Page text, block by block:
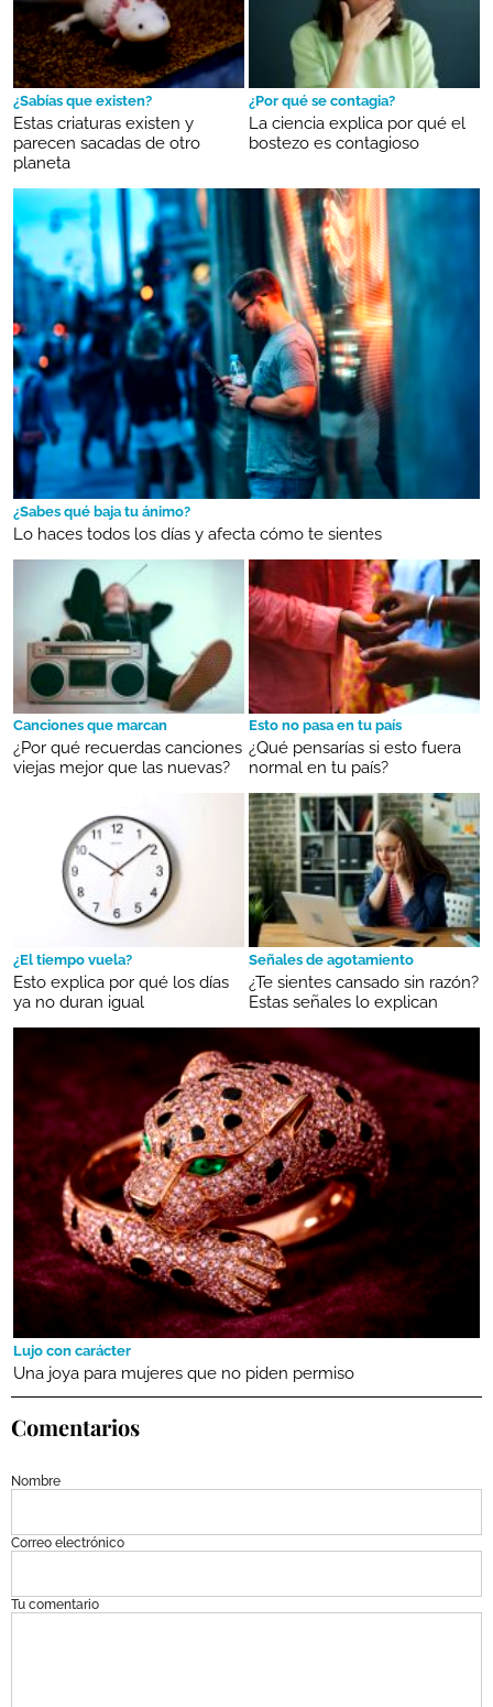
¿Sabías que existen?
Estas criaturas existen y
parecen sacadas de otro
planeta
¿Por qué se contagia?
La ciencia explica por qué el
bostezo es contagioso
¿Sabes qué baja tu ánimo?
Lo haces todos los días y afecta cómo te sientes
Canciones que marcan
¿Por qué recuerdas canciones
viejas mejor que las nuevas?
Esto no pasa en tu país
¿Qué pensarías si esto fuera
normal en tu país?
¿El tiempo vuela?
Esto explica por qué los días
ya no duran igual
Señales de agotamiento
¿Te sientes cansado sin razón?
Estas señales lo explican
Lujo con carácter
Una joya para mujeres que no piden permiso
Comentarios
Nombre
Correo electrónico
Tu comentario